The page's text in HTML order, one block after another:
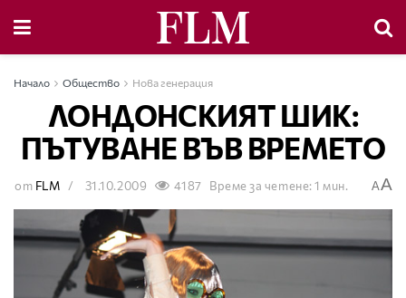
Начало Общество Нова генерация
ЛОНДОНСКИЯТ ШИК:
ПЪТУВАНЕ ВЪВ ВРЕМЕТО
от FLM 31.10.2009 4187 Време за четене: 1 мин. AA